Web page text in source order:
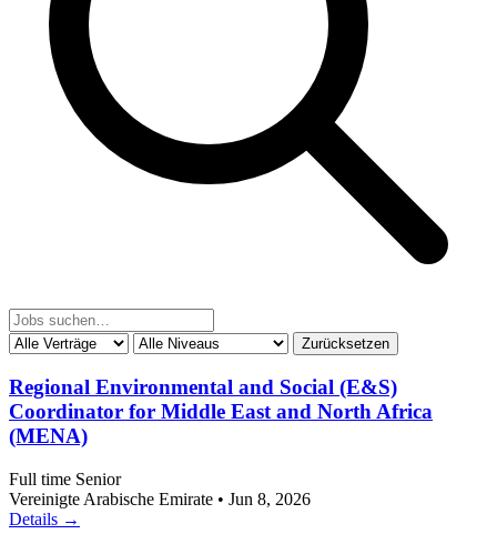
Zurücksetzen
Regional Environmental and Social (E&S)
Coordinator for Middle East and North Africa
(MENA)
Full time Senior
Vereinigte Arabische Emirate • Jun 8, 2026
Details →